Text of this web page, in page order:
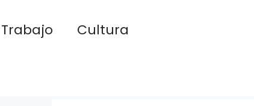
Trabajo
Cultura